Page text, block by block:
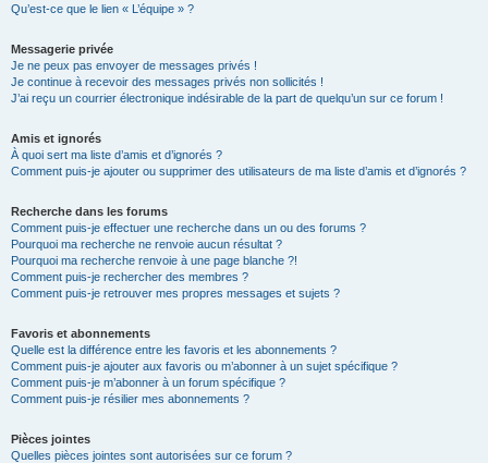
Qu’est-ce que le lien « L’équipe » ?
Messagerie privée
Je ne peux pas envoyer de messages privés !
Je continue à recevoir des messages privés non sollicités !
J’ai reçu un courrier électronique indésirable de la part de quelqu’un sur ce forum !
Amis et ignorés
À quoi sert ma liste d’amis et d’ignorés ?
Comment puis-je ajouter ou supprimer des utilisateurs de ma liste d’amis et d’ignorés ?
Recherche dans les forums
Comment puis-je effectuer une recherche dans un ou des forums ?
Pourquoi ma recherche ne renvoie aucun résultat ?
Pourquoi ma recherche renvoie à une page blanche ?!
Comment puis-je rechercher des membres ?
Comment puis-je retrouver mes propres messages et sujets ?
Favoris et abonnements
Quelle est la différence entre les favoris et les abonnements ?
Comment puis-je ajouter aux favoris ou m’abonner à un sujet spécifique ?
Comment puis-je m’abonner à un forum spécifique ?
Comment puis-je résilier mes abonnements ?
Pièces jointes
Quelles pièces jointes sont autorisées sur ce forum ?